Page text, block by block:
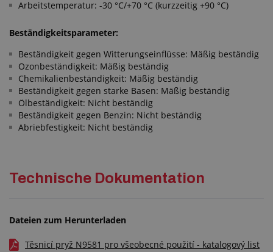
Arbeitstemperatur: -30 °C/+70 °C (kurzzeitig +90 °C)
Beständigkeitsparameter:
Beständigkeit gegen Witterungseinflüsse: Mäßig beständig
Ozonbeständigkeit: Mäßig beständig
Chemikalienbeständigkeit: Mäßig beständig
Beständigkeit gegen starke Basen: Mäßig beständig
Ölbeständigkeit: Nicht beständig
Beständigkeit gegen Benzin: Nicht beständig
Abriebfestigkeit: Nicht beständig
Technische Dokumentation
Dateien zum Herunterladen
Těsnicí pryž N9581 pro všeobecné použití - katalogový list